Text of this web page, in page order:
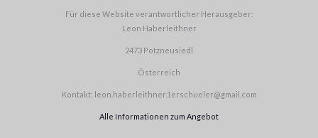
Für diese Website verantwortlicher Herausgeber:
Leon Haberleithner
2473 Potzneusiedl
Österreich
Kontakt: leon.haberleithner.1erschueler@gmail.com
Alle Informationen zum Angebot